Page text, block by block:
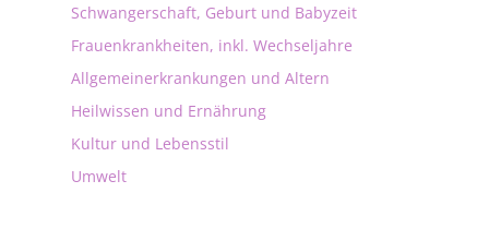
Schwangerschaft, Geburt und Babyzeit
Frauenkrankheiten, inkl. Wechseljahre
Allgemeinerkrankungen und Altern
Heilwissen und Ernährung
Kultur und Lebensstil
Umwelt